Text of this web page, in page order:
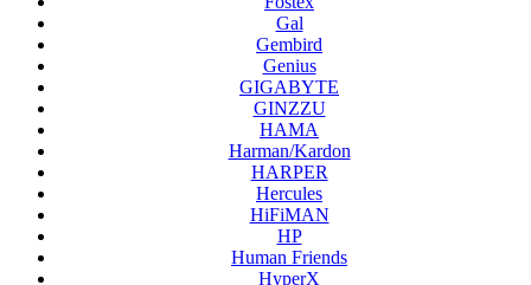
Gal
Gembird
Genius
GIGABYTE
GINZZU
HAMA
Harman/Kardon
HARPER
Hercules
HiFiMAN
HP
Human Friends
HyperX